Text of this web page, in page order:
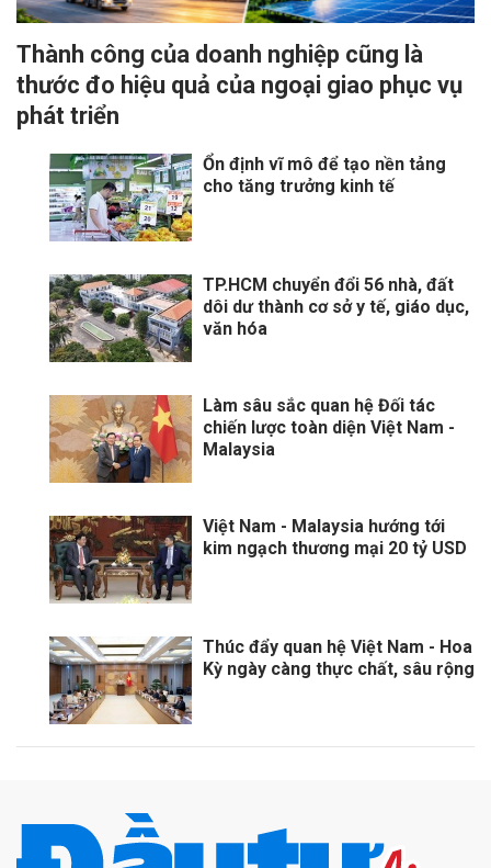
Thành công của doanh nghiệp cũng là
thước đo hiệu quả của ngoại giao phục vụ
phát triển
Ổn định vĩ mô để tạo nền tảng
cho tăng trưởng kinh tế
TP.HCM chuyển đổi 56 nhà, đất
dôi dư thành cơ sở y tế, giáo dục,
văn hóa
Làm sâu sắc quan hệ Đối tác
chiến lược toàn diện Việt Nam -
Malaysia
Việt Nam - Malaysia hướng tới
kim ngạch thương mại 20 tỷ USD
Thúc đẩy quan hệ Việt Nam - Hoa
Kỳ ngày càng thực chất, sâu rộng